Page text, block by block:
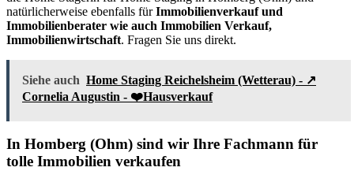
natürlicherweise ebenfalls fürImmobilienverkauf und
Immobilienberater wie auch Immobilien Verkauf,
Immobilienwirtschaft. Fragen Sie uns direkt.
Siehe auch Home Staging Reichelsheim (Wetterau) - ↗️
Cornelia Augustin - ❤️Hausverkauf
In Homberg (Ohm) sind wir Ihre Fachmann für
tolle Immobilien verkaufen